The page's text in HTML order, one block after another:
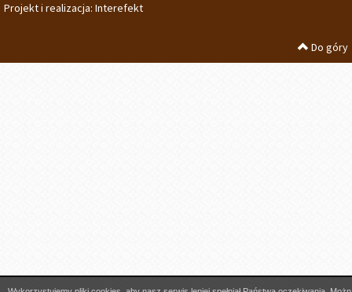
Projekt i realizacja: Interefekt
Do góry